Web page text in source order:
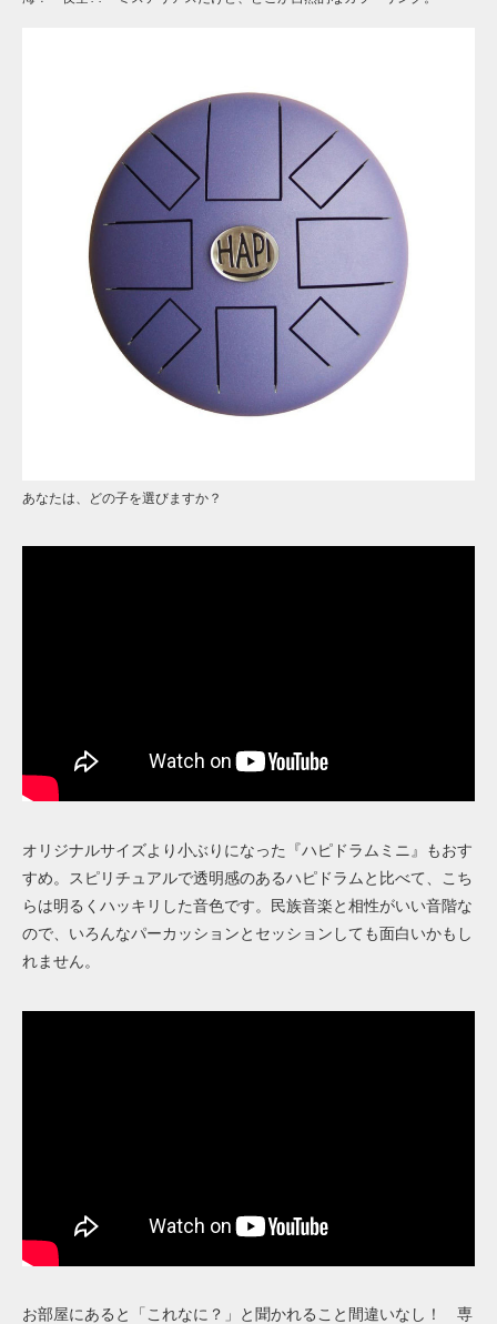
あなたは、どの子を選びますか？
オリジナルサイズより小ぶりになった『ハピドラムミニ』もおす
すめ。スピリチュアルで透明感のあるハピドラムと比べて、こち
らは明るくハッキリした音色です。民族音楽と相性がいい音階な
ので、いろんなパーカッションとセッションしても面白いかもし
れません。
お部屋にあると「これなに？」と聞かれること間違いなし！ 専